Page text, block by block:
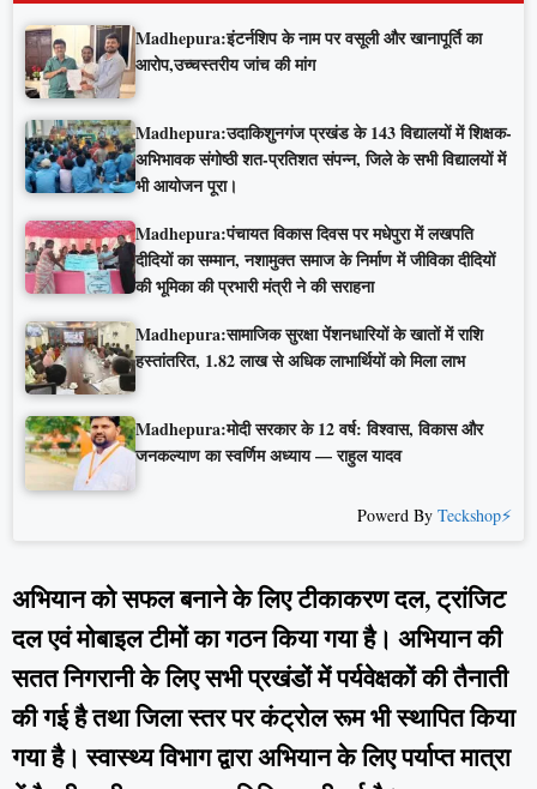
Madhepura:इंटर्नशिप के नाम पर वसूली और खानापूर्ति का
आरोप,उच्चस्तरीय जांच की मांग
Madhepura:उदाकिशुनगंज प्रखंड के 143 विद्यालयों में शिक्षक-
अभिभावक संगोष्ठी शत-प्रतिशत संपन्न, जिले के सभी विद्यालयों में
भी आयोजन पूरा।
Madhepura:पंचायत विकास दिवस पर मधेपुरा में लखपति
दीदियों का सम्मान, नशामुक्त समाज के निर्माण में जीविका दीदियों
की भूमिका की प्रभारी मंत्री ने की सराहना
Madhepura:सामाजिक सुरक्षा पेंशनधारियों के खातों में राशि
हस्तांतरित, 1.82 लाख से अधिक लाभार्थियों को मिला लाभ
Madhepura:मोदी सरकार के 12 वर्ष: विश्वास, विकास और
जनकल्याण का स्वर्णिम अध्याय — राहुल यादव
Powerd By Teckshop⚡
अभियान को सफल बनाने के लिए टीकाकरण दल, ट्रांजिट
दल एवं मोबाइल टीमों का गठन किया गया है। अभियान की
सतत निगरानी के लिए सभी प्रखंडों में पर्यवेक्षकों की तैनाती
की गई है तथा जिला स्तर पर कंट्रोल रूम भी स्थापित किया
गया है। स्वास्थ्य विभाग द्वारा अभियान के लिए पर्याप्त मात्रा